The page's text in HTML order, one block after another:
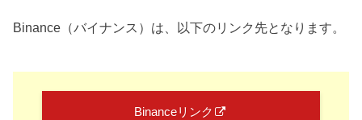
Binance（バイナンス）は、以下のリンク先となります。
Binanceリンク